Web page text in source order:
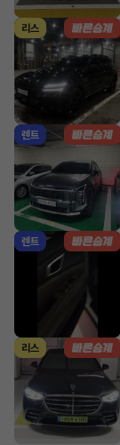
리스
렌트
렌트
리스